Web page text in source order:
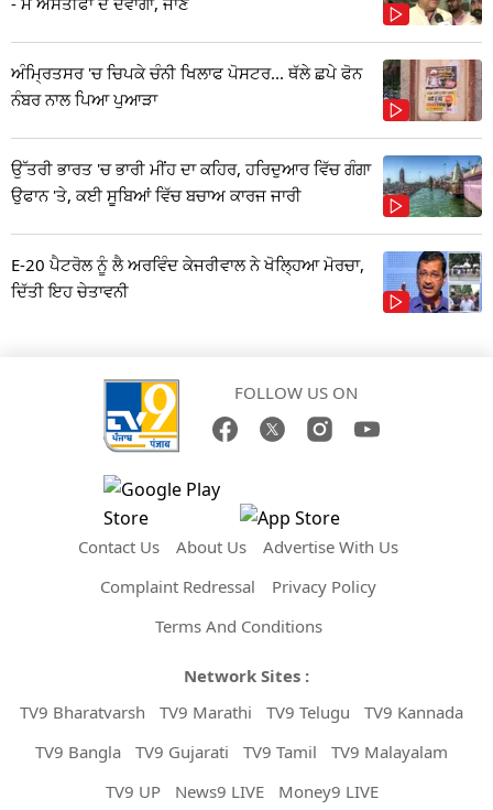
ਅੰਮ੍ਰਿਤਸਰ 'ਚ ਚਿਪਕੇ ਚੰਨੀ ਖਿਲਾਫ ਪੋਸਟਰ... ਥੱਲੇ ਛਪੇ ਫੋਨ
ਨੰਬਰ ਨਾਲ ਪਿਆ ਪੁਆੜਾ
ਉੱਤਰੀ ਭਾਰਤ 'ਚ ਭਾਰੀ ਮੀਂਹ ਦਾ ਕਹਿਰ, ਹਰਿਦੁਆਰ ਵਿੱਚ ਗੰਗਾ
ਉਫਾਨ 'ਤੇ, ਕਈ ਸੂਬਿਆਂ ਵਿੱਚ ਬਚਾਅ ਕਾਰਜ ਜਾਰੀ
E-20 ਪੈਟਰੋਲ ਨੂੰ ਲੈ ਅਰਵਿੰਦ ਕੇਜਰੀਵਾਲ ਨੇ ਖੋਲ੍ਹਿਆ ਮੋਰਚਾ,
ਦਿੱਤੀ ਇਹ ਚੇਤਾਵਨੀ
FOLLOW US ON
Contact Us About Us
Advertise With Us
Complaint Redressal
Privacy Policy
Terms And Conditions
Network Sites :
TV9 Bharatvarsh
TV9 Marathi TV9 Telugu
TV9 Kannada
TV9 Bangla
TV9 Gujarati TV9 Tamil
TV9 Malayalam
TV9 UP
News9 LIVE Money9 LIVE